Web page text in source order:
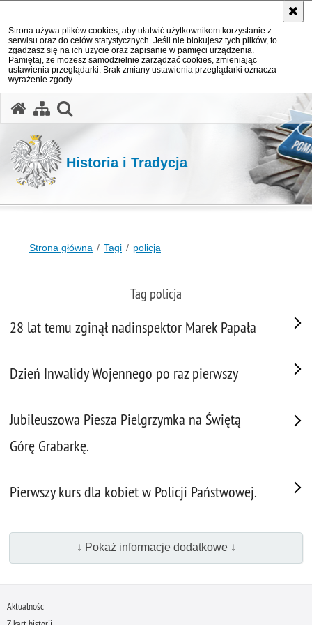
Strona używa plików cookies, aby ułatwić użytkownikom korzystanie z
serwisu oraz do celów statystycznych. Jeśli nie blokujesz tych plików, to
zgadzasz się na ich użycie oraz zapisanie w pamięci urządzenia.
Pamiętaj, że możesz samodzielnie zarządzać cookies, zmieniając
ustawienia przeglądarki. Brak zmiany ustawienia przeglądarki oznacza
wyrażenie zgody.
Historia i Tradycja
Strona główna Tagi policja
Tag policja
28 lat temu zginął nadinspektor Marek Papała
Dzień Inwalidy Wojennego po raz pierwszy
Jubileuszowa Piesza Pielgrzymka na Świętą
Górę Grabarkę.
Pierwszy kurs dla kobiet w Policji Państwowej.
↓ Pokaż informacje dodatkowe ↓
Aktualności